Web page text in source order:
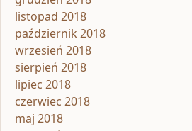
listopad 2018
październik 2018
wrzesień 2018
sierpień 2018
lipiec 2018
czerwiec 2018
maj 2018